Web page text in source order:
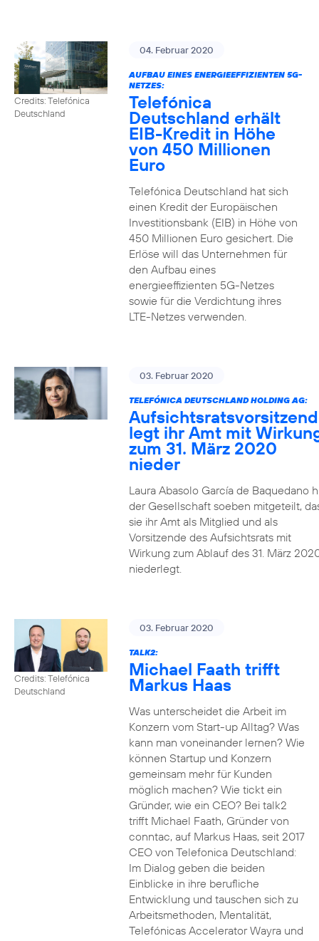
Credits: Telefónica
Deutschland
04. Februar 2020
AUFBAU EINES ENERGIEEFFIZIENTEN 5G-
NETZES:
Telefónica
Deutschland erhält
EIB-Kredit in Höhe
von 450 Millionen
Euro
Telefónica Deutschland hat sich
einen Kredit der Europäischen
Investitionsbank (EIB) in Höhe von
450 Millionen Euro gesichert. Die
Erlöse will das Unternehmen für
den Aufbau eines
energieeffizienten 5G-Netzes
sowie für die Verdichtung ihres
LTE-Netzes verwenden.
03. Februar 2020
TELEFÓNICA DEUTSCHLAND HOLDING AG:
legt ihr Amt mit
zum 31. März 2020
nieder
Laura Abasolo García de Baquedano
der Gesellschaft soeben mitgeteilt,
sie ihr Amt als Mitglied und als
Vorsitzende des Aufsichtsrats mit
Wirkung zum Ablauf des 31. März
niederlegt.
Credits: Telefónica
Deutschland
03. Februar 2020
TALK2:
Michael Faath trifft
Markus Haas
Was unterscheidet die Arbeit im
Konzern vom Start-up Alltag? Was
kann man voneinander lernen? Wie
können Startup und Konzern
gemeinsam mehr für Kunden
möglich machen? Wie tickt ein
Gründer, wie ein CEO? Bei talk2
trifft Michael Faath, Gründer von
conntac, auf Markus Haas, seit 2017
CEO von Telefonica Deutschland:
Im Dialog geben die beiden
Einblicke in ihre berufliche
Entwicklung und tauschen sich zu
Arbeitsmethoden, Mentalität,
Telefónicas Accelerator Wayra und